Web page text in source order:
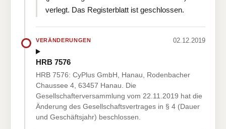
verlegt. Das Registerblatt ist geschlossen.
VERÄNDERUNGEN 02.12.2019
HRB 7576
HRB 7576: CyPlus GmbH, Hanau, Rodenbacher
Chaussee 4, 63457 Hanau. Die
Gesellschafterversammlung vom 22.11.2019 hat die
Änderung des Gesellschaftsvertrages in § 4 (Dauer
und Geschäftsjahr) beschlossen.